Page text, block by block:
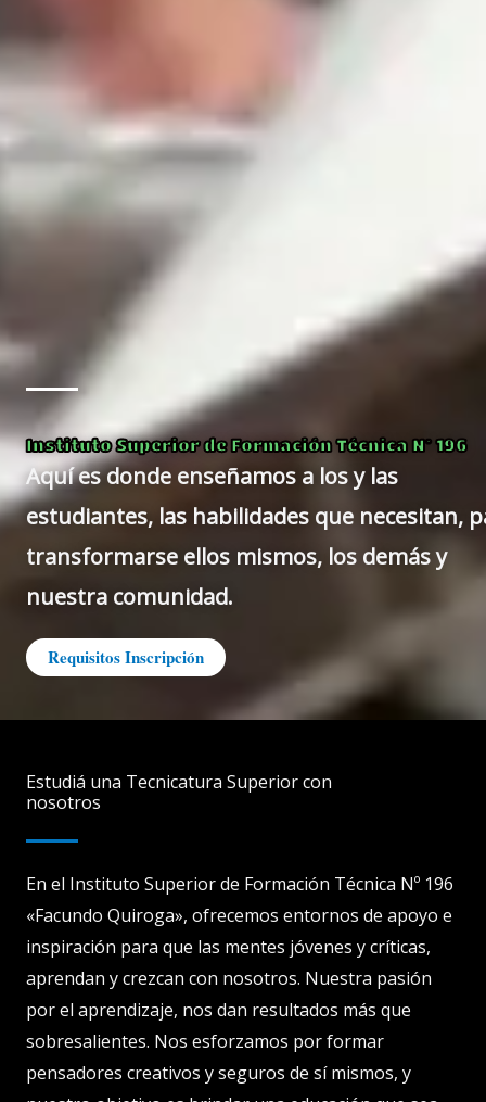
Instituto Superior de Formación Técnica Nº 196
Aquí es donde enseñamos a los y las
estudiantes, las habilidades que necesitan,
transformarse ellos mismos, los demás y
nuestra comunidad.
Requisitos Inscripción
Estudiá una Tecnicatura Superior con
nosotros
En el Instituto Superior de Formación Técnica Nº 196
«Facundo Quiroga», ofrecemos entornos de apoyo e
inspiración para que las mentes jóvenes y críticas,
aprendan y crezcan con nosotros. Nuestra pasión
por el aprendizaje, nos dan resultados más que
sobresalientes. Nos esforzamos por formar
pensadores creativos y seguros de sí mismos, y